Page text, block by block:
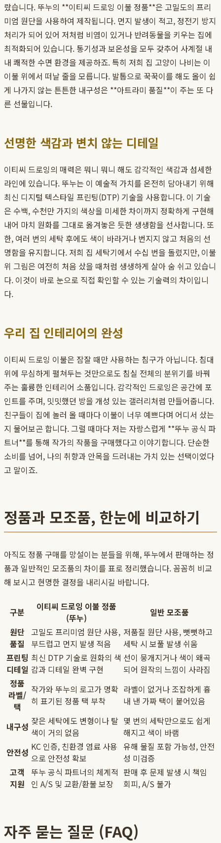
랐습니다. 뚜누의 **이티씨 드로잉 이불 정품**은 고밀도의 프리
미엄 원단을 사용하여 제작됩니다. 먼지 발생이 적고, 정전기 방지
처리가 되어 있어 저처럼 비염이 있거나 반려동물을 키우는 집에
최적화되어 있습니다. 통기성과 보온성을 모두 갖추어 사계절 내
내 쾌적한 수면 환경을 제공하죠. 특히 저희 집 고양이 나비는 이
이불 위에서 떠날 줄을 모릅니다. 발톱으로 꾹꾹이를 해도 올이 쉽
게 나가지 않는 튼튼한 내구성은 **아트라미 품질**이 주는 또 다
른 선물입니다.
선명한 색감과 변치 않는 디테일
이티씨 드로잉의 매력은 뭐니 뭐니 해도 감각적인 색감과 섬세한
라인에 있습니다. 뚜누는 이 예술적 가치를 온전히 담아내기 위해
최신 디지털 텍스타일 프린팅(DTP) 기술을 사용합니다. 이 기술
은 수백, 수천만 가지의 색상을 미세한 차이까지 정확하게 구현해
내어 마치 원화를 그대로 옮겨놓은 듯한 생생함을 선사합니다. 또
한, 여러 번의 세탁 후에도 색이 바라거나 번지지 않고 처음의 선
명함을 유지합니다. 저희 집 세탁기에서 수십 번을 돌렸지만, 이불
위 그림은 여전히 처음 샀을 때처럼 생생하게 살아 숨 쉬고 있습니
다. 이것이 바로 눈으로 직접 확인할 수 있는 기술력의 차이입니
다.
우리 집 인테리어의 완성
이티씨 드로잉 이불은 잠잘 때만 사용하는 침구가 아닙니다. 침대
위에 무심하게 펼쳐두는 것만으로도 침실 전체의 분위기를 바꿔
주는 훌륭한 인테리어 소품입니다. 감각적인 드로잉은 공간에 포
인트를 주며, 밋밋했던 방을 개성 있는 갤러리처럼 만들어줍니다.
친구들이 집에 놀러 올 때마다 이불이 너무 예쁘다며 어디서 샀는
지 물어보곤 합니다. 그럴 때마다 저는 자랑스럽게 **뚜누 공식 파
트너**를 통해 작가의 작품을 구매했다고 이야기합니다. 단순한
소비를 넘어, 나의 취향과 안목을 드러내는 가치 있는 선택이었다
고 말이죠.
정품과 모조품, 한눈에 비교하기
아직도 정품 구매를 망설이는 분들을 위해, 뚜누에서 판매하는 정
품과 일반적인 모조품의 차이를 표로 정리했습니다. 꼼꼼히 비교
해 보시고 현명한 결정을 내리시길 바랍니다.
구분
이티씨 드로잉 이불 정품
(뚜누)
일반 모조품
원단
품질
고밀도 프리미엄 원단 사용,
부드럽고 먼지 발생 적음
저품질 원단 사용, 뻣뻣하고
세탁 시 보풀 발생 쉬움
프린팅
디테일
최신 DTP 기술로 원화의 색
감과 디테일 완벽 구현
선이 뭉개지거나 색이 왜곡
되어 원작의 느낌이 사라짐
정품
라벨/
택
작가와 뚜누의 로고가 명확
히 표기된 정품 택 부착
라벨이 없거나 조잡하게 흉
내 낸 가짜 택이 붙어있음
내구성 잦은 세탁에도 변형이나 탈
색이 거의 없음
몇 번의 세탁만으로도 쉽게
해지고 색이 바램
안전성 KC 인증, 친환경 염료 사용
으로 안전성 확보
유해 물질 포함 가능성, 안전
성 미검증
고객
지원
뚜누 공식 파트너의 체계적
인 A/S 및 교환/환불 보장
판매 후 문제 발생 시 책임
회피, A/S 불가
자주 묻는 질문 (FAQ)